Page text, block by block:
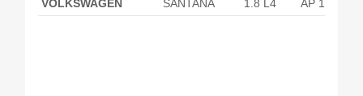
VOLKSWAGEN
SANTANA 1.8 L4 AP 1800